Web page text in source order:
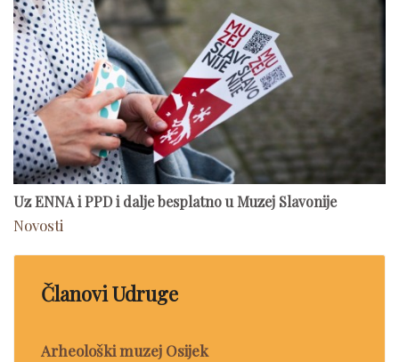
Uz ENNA i PPD i dalje besplatno u Muzej Slavonije
Novosti
Članovi Udruge
Arheološki muzej Osijek